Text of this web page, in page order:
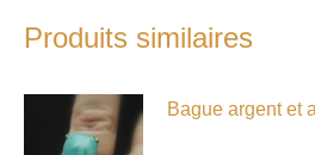
Produits similaires
Bague argent et